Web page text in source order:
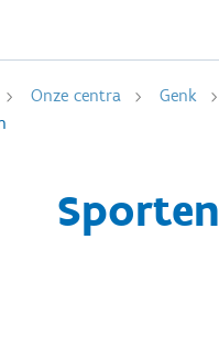
Onze centra Genk
Sporten